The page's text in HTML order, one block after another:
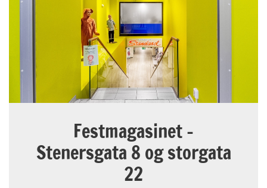
Festmagasinet -
Stenersgata 8 og storgata
22